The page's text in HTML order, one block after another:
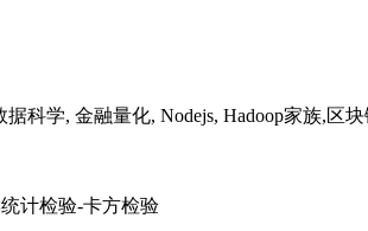
科学, 金融量化, Nodejs, Hadoop家族,区
计检验-卡方检验